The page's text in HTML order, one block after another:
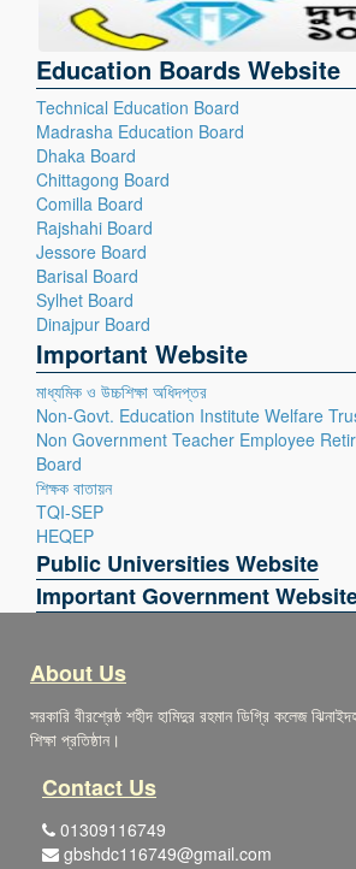
Education Boards Website
Technical Education Board
Madrasha Education Board
Dhaka Board
Chittagong Board
Comilla Board
Rajshahi Board
Jessore Board
Barisal Board
Sylhet Board
Dinajpur Board
Important Website
মাধ্যমিক ও উচ্চশিক্ষা অধিদপ্তর
Non-Govt. Education Institute Welfare
Non Government Teacher Employee
Board
শিক্ষক বাতায়ন
TQI-SEP
HEQEP
Public Universities Website
Important Government
About Us
সরকারি বীরশ্রেষ্ঠ শহীদ হামিদুর রহমান ডিগ্রি কলেজ
শিক্ষা প্রতিষ্ঠান।
Contact Us
01309116749
gbshdc116749@gmail.com